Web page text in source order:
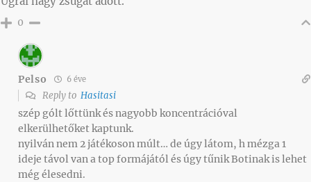
0
Pelso 6 éve
Reply to Hasitasi
szép gólt lőttünk és nagyobb koncentrációval
elkerülhetőket kaptunk.
nyilván nem 2 játékoson múlt… de úgy látom, h mézga 1
ideje távol van a top formájától és úgy tűnik Botinak is lehet
még élesedni.